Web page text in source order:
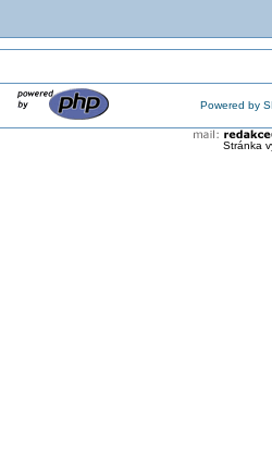
Powered by
Stránka